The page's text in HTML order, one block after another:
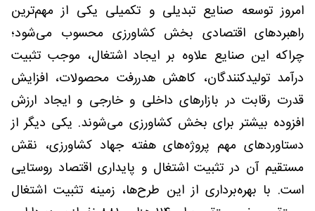
امروز توسعه صنایع تبدیلی و تکمیلی یکی از مهم‌ترین
راهبردهای اقتصادی بخش کشاورزی محسوب می‌شود؛
چراکه این صنایع علاوه بر ایجاد اشتغال، موجب تثبیت
درآمد تولیدکنندگان، کاهش هدررفت محصولات، افزایش
قدرت رقابت در بازارهای داخلی و خارجی و ایجاد ارزش
افزوده بیشتر برای بخش کشاورزی می‌شوند. یکی دیگر از
دستاوردهای مهم پروژه‌های هفته جهاد کشاورزی، نقش
مستقیم آن در تثبیت اشتغال و پایداری اقتصاد روستایی
است. با بهره‌برداری از این طرح‌ها، زمینه تثبیت اشتغال